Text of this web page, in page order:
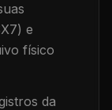
e
físico
da